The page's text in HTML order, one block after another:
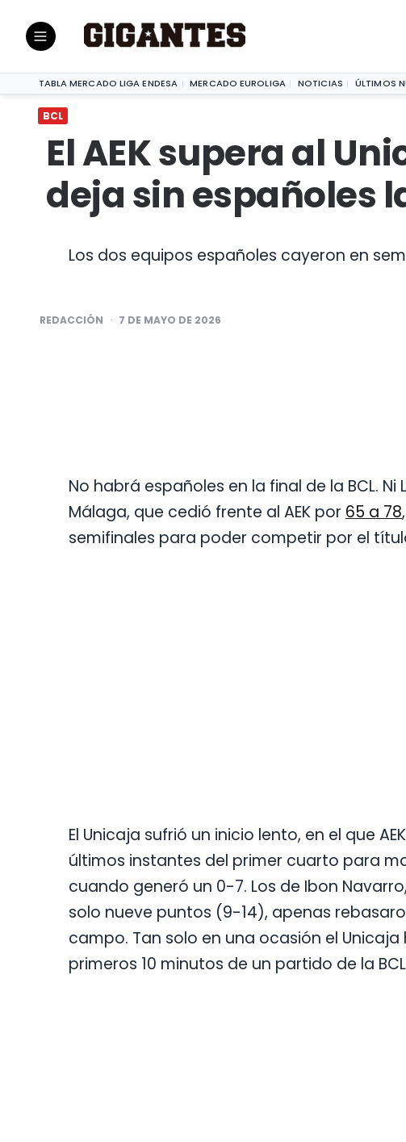
TABLA MERCADO LIGA ENDESA MERCADO EUROLIGA NOTICIAS ÚLTIMOS
BCL
El AEK supera al
deja sin españoles
Los dos equipos españoles cayeron en
POSTED
REDACCIÓN 7 DE MAYO DE 2026
No habrá españoles en la final de la BCL. Ni
Málaga, que cedió frente al AEK por 65 a 78
semifinales para poder competir por el
El Unicaja sufrió un inicio lento, en el que
últimos instantes del primer cuarto para
cuando generó un 0-7. Los de Ibon
solo nueve puntos (9-14), apenas
campo. Tan solo en una ocasión el
primeros 10 minutos de un partido de la
BCL |El AEK supera al Unicaja Málaga y deja sin